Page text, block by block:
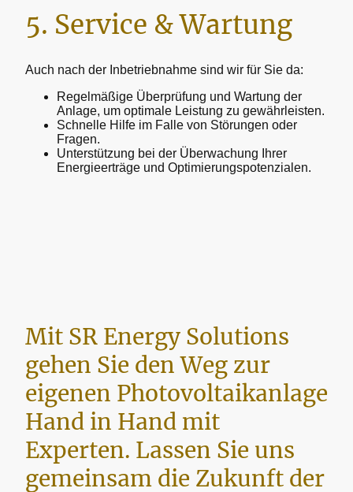
5. Service & Wartung
Auch nach der Inbetriebnahme sind wir für Sie da:
Regelmäßige Überprüfung und Wartung der
Anlage, um optimale Leistung zu gewährleisten.
Schnelle Hilfe im Falle von Störungen oder
Fragen.
Unterstützung bei der Überwachung Ihrer
Energieerträge und Optimierungspotenzialen.
Mit SR Energy Solutions
gehen Sie den Weg zur
eigenen Photovoltaikanlage
Hand in Hand mit
Experten. Lassen Sie uns
gemeinsam die Zukunft der